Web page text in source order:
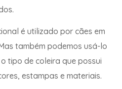
é utilizado por cães em
também podemos usá-lo
tipo de coleira que possui
estampas e materiais.